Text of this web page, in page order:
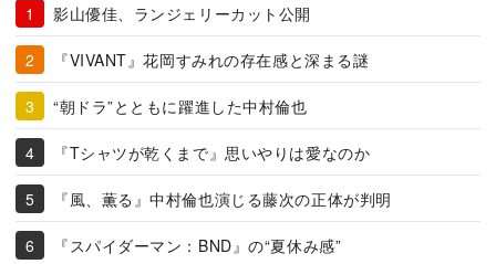
影山優佳、ランジェリーカット公開
『VIVANT』花岡すみれの存在感と深まる謎
“朝ドラ”とともに躍進した中村倫也
『Tシャツが乾くまで』思いやりは愛なのか
『風、薫る』中村倫也演じる藤次の正体が判明
『スパイダーマン：BND』の“夏休み感”